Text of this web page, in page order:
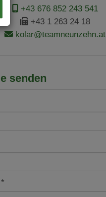
+43 676 852 243 541
+43 1 263 24 18
kolar@teamneunzehn.at
senden